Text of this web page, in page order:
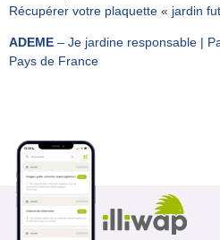
Récupérer votre plaquette « jardin
ADEME – Je jardine responsable |
Pays de France